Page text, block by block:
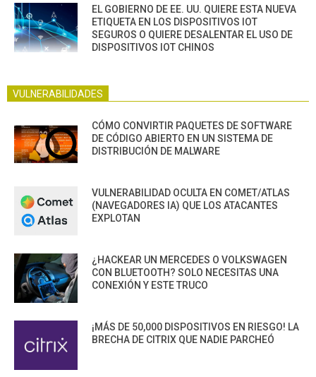
EL GOBIERNO DE EE. UU. QUIERE ESTA NUEVA
ETIQUETA EN LOS DISPOSITIVOS IOT
SEGUROS O QUIERE DESALENTAR EL USO DE
DISPOSITIVOS IOT CHINOS
VULNERABILIDADES
CÓMO CONVIRTIR PAQUETES DE SOFTWARE
DE CÓDIGO ABIERTO EN UN SISTEMA DE
DISTRIBUCIÓN DE MALWARE
VULNERABILIDAD OCULTA EN COMET/ATLAS
(NAVEGADORES IA) QUE LOS ATACANTES
EXPLOTAN
¿HACKEAR UN MERCEDES O VOLKSWAGEN
CON BLUETOOTH? SOLO NECESITAS UNA
CONEXIÓN Y ESTE TRUCO
¡MÁS DE 50,000 DISPOSITIVOS EN RIESGO! LA
BRECHA DE CITRIX QUE NADIE PARCHEÓ